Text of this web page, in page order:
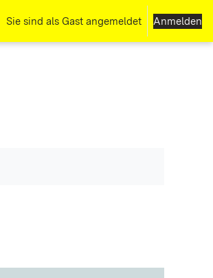
Sie sind als Gast angemeldet Anmelden